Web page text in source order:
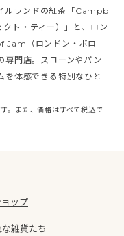
ルランドの紅茶「Campb
ト・ティー）」と、ロン
Jam（ロンドン・ボロ
専門店。スコーンやパン
を体感できる特別なひと
。また、価格はすべて税込で
ップ
雑貨たち